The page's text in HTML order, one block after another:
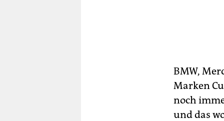
BMW,
Marken
noch
und das